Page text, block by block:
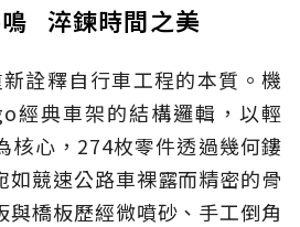
淬鍊時間之美
詮釋自行車工程的本質。機
經典車架的結構邏輯，以輕
核心，274枚零件透過幾何鏤
如競速公路車裸露而精密的骨
與橋板歷經微噴砂、手工倒角